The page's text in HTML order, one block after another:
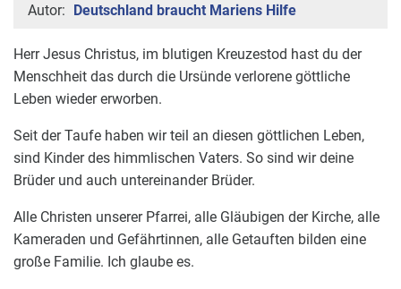
Autor: Deutschland braucht Mariens Hilfe
Herr Jesus Christus, im blutigen Kreuzestod hast du der
Menschheit das durch die Ursünde verlorene göttliche
Leben wieder erworben.
Seit der Taufe haben wir teil an diesen göttlichen Leben,
sind Kinder des himmlischen Vaters. So sind wir deine
Brüder und auch untereinander Brüder.
Alle Christen unserer Pfarrei, alle Gläubigen der Kirche, alle
Kameraden und Gefährtinnen, alle Getauften bilden eine
große Familie. Ich glaube es.